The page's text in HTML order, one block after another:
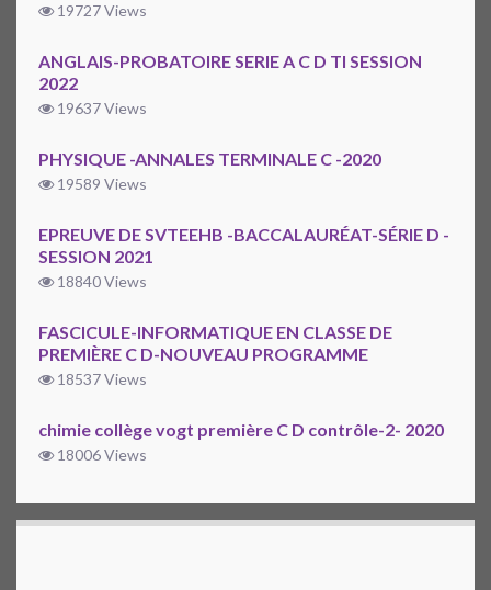
19727 Views
ANGLAIS-PROBATOIRE SERIE A C D TI SESSION
2022
19637 Views
PHYSIQUE -ANNALES TERMINALE C -2020
19589 Views
EPREUVE DE SVTEEHB -BACCALAURÉAT-SÉRIE D -
SESSION 2021
18840 Views
FASCICULE-INFORMATIQUE EN CLASSE DE
PREMIÈRE C D-NOUVEAU PROGRAMME
18537 Views
chimie collège vogt première C D contrôle-2- 2020
18006 Views